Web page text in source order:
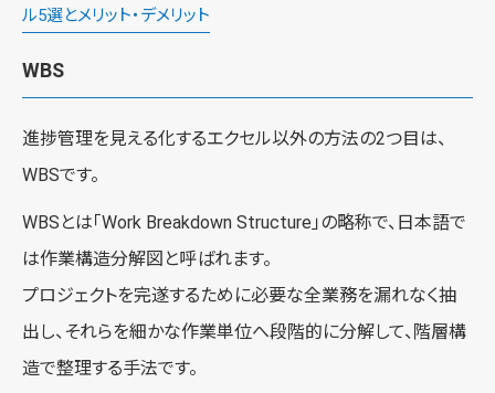
ル5選とメリット・デメリット
WBS
進捗管理を見える化するエクセル以外の方法の2つ目は、
WBSです。
WBSとは「Work Breakdown Structure」の略称で、日本語で
は作業構造分解図と呼ばれます。
プロジェクトを完遂するために必要な全業務を漏れなく抽
出し、それらを細かな作業単位へ段階的に分解して、階層構
造で整理する手法です。